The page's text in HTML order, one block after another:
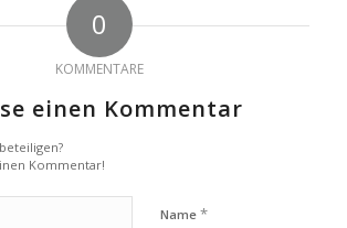
0
KOMMENTARE
einen Kommentar
Kommentar!
Name *